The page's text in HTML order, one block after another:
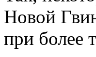
Новой
при более